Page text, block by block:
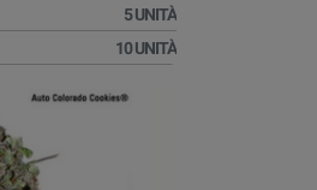
5 UNITÀ
10 UNITÀ